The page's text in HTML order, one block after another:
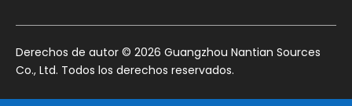
​Derechos de autor © 2026 Guangzhou Nantian Sources
Co., Ltd. Todos los derechos reservados.